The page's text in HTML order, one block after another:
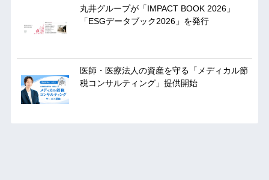
丸井グループが「IMPACT BOOK 2026」
「ESGデータブック2026」を発行
医師・医療法人の資産を守る「メディカル節
税コンサルティング」提供開始